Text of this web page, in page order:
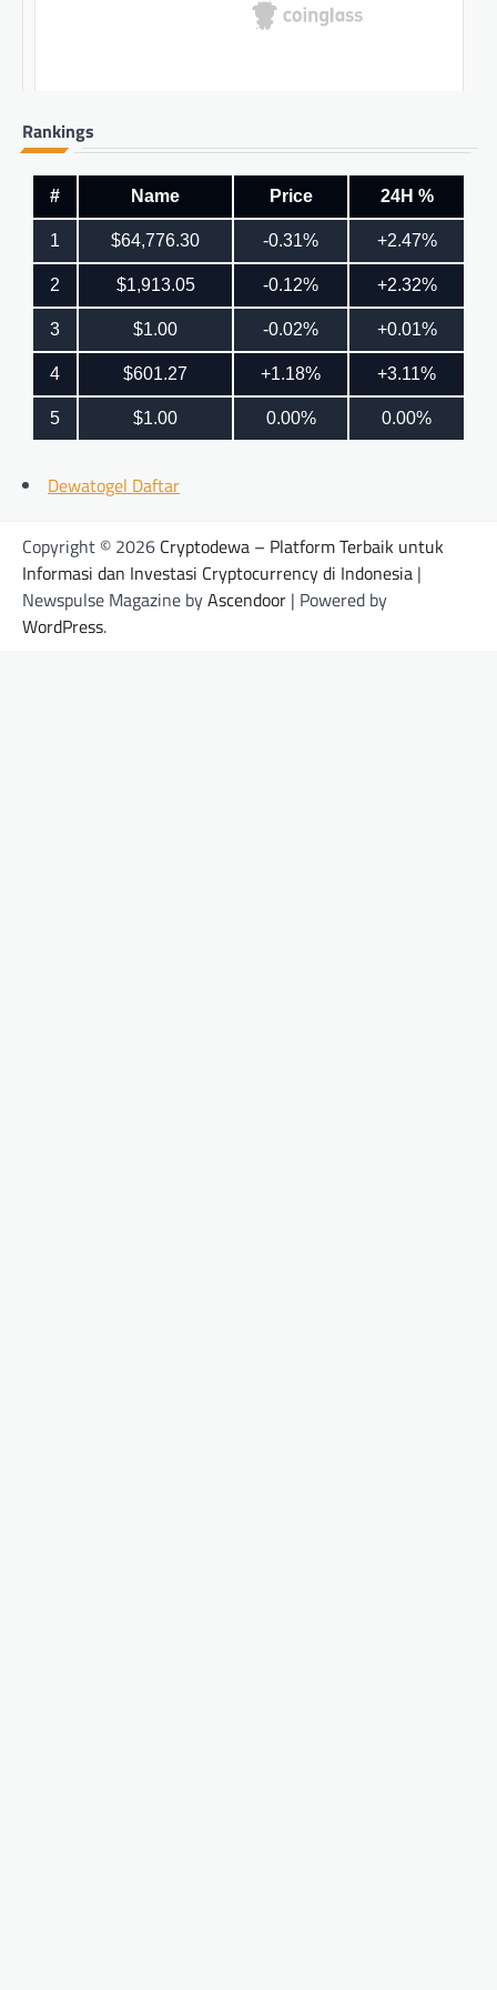
Rankings
Dewatogel Daftar
Copyright © 2026 Cryptodewa – Platform Terbaik untuk
Informasi dan Investasi Cryptocurrency di Indonesia |
Newspulse Magazine byAscendoor | Powered by
WordPress.